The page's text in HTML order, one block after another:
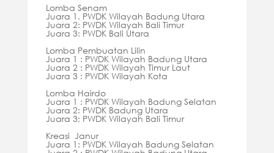
Lomba Senam
Juara 1. PWDK Wilayah Badung Utara
Juara 2: PWDK Wilayah Bali Timur
Juara 3: PWDK Bali Utara
Lomba Pembuatan Lilin
Juara 1 : PWDK Wilayah Badung Utara
Juara 2 : PWDK Wilayah Timur Laut
Juara 3 : PWDK Wilayah Kota
Lomba Hairdo
Juara 1 : PWDK Wilayah Badung Selatan
Juara 2: PWDK Badung Utara
Juara 3; PWDK Wilayah Bali Timur
Kreasi Janur
Juara 1: PWDK Wilayah Badung Selatan